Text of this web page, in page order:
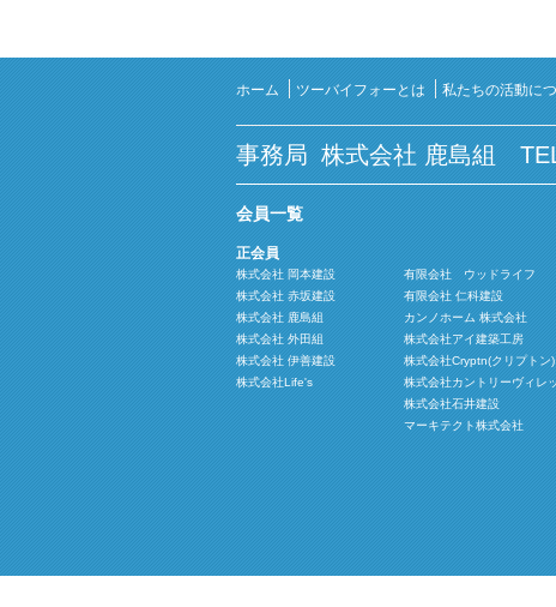
ホーム ツーバイフォーとは 私たちの活動に
事務局 株式会社 鹿島組
会員一覧
正会員
株式会社 岡本建設
株式会社 赤坂建設
株式会社 鹿島組
株式会社 外田組
株式会社 伊善建設
株式会社Life's
有限会社 ウッドライフ
有限会社 仁科建設
カンノホーム 株式会社
株式会社アイ建築工房
株式会社Cryptn(クリプトン)
株式会社カントリーヴィレ
株式会社石井建設
マーキテクト株式会社